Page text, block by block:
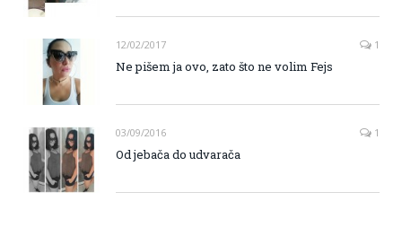
12/02/2017 1
Ne pišem ja ovo, zato što ne volim Fejs
03/09/2016 1
Od jebača do udvarača